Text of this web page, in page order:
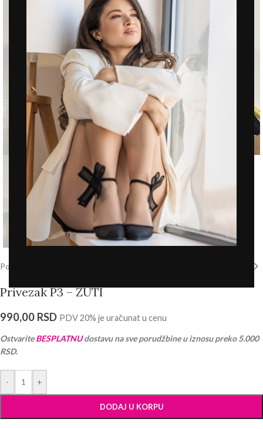
Click to enlarge
Početna
Privezak P3 – ŽUTI
990,00 RSD PDV 20% je uračunat u cenu
OstvariteBESPLATNUdostavu na sve porudžbine u iznosu preko 5.000
RSD.
- +
DODAJ U KORPU